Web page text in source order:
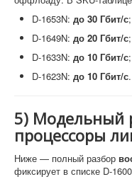
D-1653N: до 30 Гбит/с;
D-1649N: до 20 Гбит/с;
D-1633N: до 10 Гбит/с;
D-1623N: до 10 Гбит/с.
5) Модельный
процессоры
Ниже — полный разбор
фиксирует в списке D-